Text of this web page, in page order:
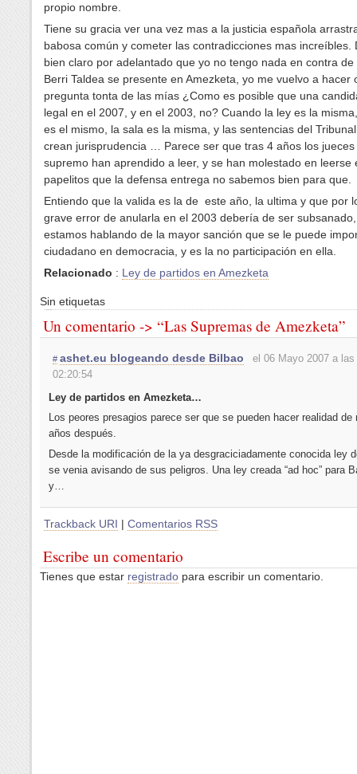
propio nombre.
Tiene su gracia ver una vez mas a la justicia española
babosa común y cometer las contradicciones mas increíbles.
bien claro por adelantado que yo no tengo nada en contra de
Berri Taldea se presente en Amezketa, yo me vuelvo a hacer
pregunta tonta de las mías ¿Como es posible que una
legal en el 2007, y en el 2003, no? Cuando la ley es la
es el mismo, la sala es la misma, y las sentencias del
crean jurisprudencia … Parece ser que tras 4 años los jueces
supremo han aprendido a leer, y se han molestado en leerse
papelitos que la defensa entrega no sabemos bien para que.
Entiendo que la valida es la de este año, la ultima y que por
grave error de anularla en el 2003 debería de ser
estamos hablando de la mayor sanción que se le puede
ciudadano en democracia, y es la no participación en ella.
Relacionado : Ley de partidos en Amezketa
Sin etiquetas
Un comentario -> “Las Supremas de Amezketa”
# ashet.eu blogeando desde Bilbao
el 06 Mayo 2007 a las
02:20:54
Ley de partidos en Amezketa…
Los peores presagios parece ser que se pueden hacer realidad de
años después.
Desde la modificación de la ya desgraciciadamente conocida ley
se venia avisando de sus peligros. Una ley creada “ad hoc” para
y…
Trackback URI | Comentarios RSS
Escribe un comentario
Tienes que estar registrado para escribir un comentario.